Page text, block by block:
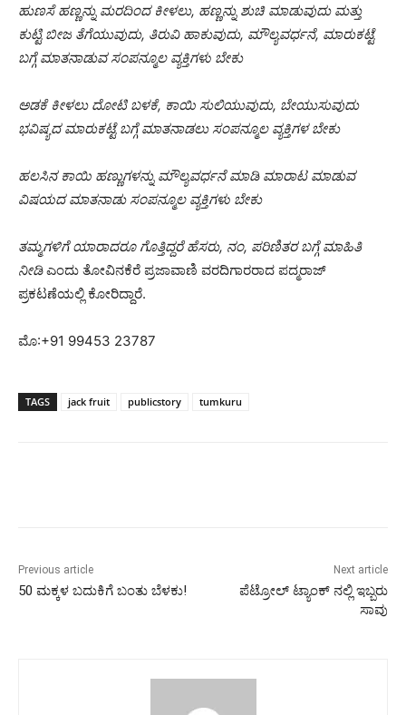
ಹುಣಸೆ ಹಣ್ಣನ್ನು ಮರದಿಂದ ಕೀಳಲು, ಹಣ್ಣನ್ನು ಶುಚಿ ಮಾಡುವುದು ಮತ್ತು
ಕುಟ್ಟಿ ಬೀಜ ತೆಗೆಯುವುದು, ತಿರುವಿ ಹಾಕುವುದು, ಮೌಲ್ಯವರ್ಧನೆ, ಮಾರುಕಟ್ಟೆ
ಬಗ್ಗೆ ಮಾತನಾಡುವ ಸಂಪನ್ಮೂಲ ವ್ಯಕ್ತಿಗಳು ಬೇಕು
ಅಡಕೆ ಕೀಳಲು ದೋಟಿ ಬಳಕೆ, ಕಾಯಿ ಸುಲಿಯುವುದು, ಬೇಯುಸುವುದು
ಭವಿಷ್ಯದ ಮಾರುಕಟ್ಟೆ ಬಗ್ಗೆ ಮಾತನಾಡಲು ಸಂಪನ್ಮೂಲ ವ್ಯಕ್ತಿಗಳ ಬೇಕು
ಹಲಸಿನ ಕಾಯಿ ಹಣ್ಣುಗಳನ್ನು ಮೌಲ್ಯವರ್ಧನೆ ಮಾಡಿ ಮಾರಾಟ ಮಾಡುವ
ವಿಷಯದ ಮಾತನಾಡು ಸಂಪನ್ಮೂಲ ವ್ಯಕ್ತಿಗಳು ಬೇಕು
ತಮ್ಮಗಳಿಗೆ ಯಾರಾದರೂ ಗೊತ್ತಿದ್ದರೆ ಹೆಸರು, ನಂ, ಪರಿಣಿತರ ಬಗ್ಗೆ ಮಾಹಿತಿ
ನೀಡಿಎಂದು ತೋವಿನಕೆರೆ ಪ್ರಜಾವಾಣಿ ವರದಿಗಾರರಾದ ಪದ್ಮರಾಜ್
ಪ್ರಕಟಣೆಯಲ್ಲಿ ಕೋರಿದ್ದಾರೆ.
ಮೊ:+91 99453 23787
TAGS jack fruit publicstory tumkuru
Previous article
50 ಮಕ್ಕಳ ಬದುಕಿಗೆ ಬಂತು ಬೆಳಕು!
Next article
ಪೆಟ್ರೋಲ್ ಟ್ಯಾಂಕ್ ನಲ್ಲಿ ಇಬ್ಬರು
ಸಾವು